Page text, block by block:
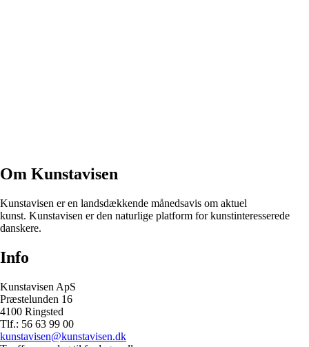
Om Kunstavisen
Kunstavisen er en landsdækkende månedsavis om aktuel
kunst. Kunstavisen er den naturlige platform for kunstinteresserede
danskere.
Info
Kunstavisen ApS
Præstelunden 16
4100 Ringsted
Tlf.: 56 63 99 00
kunstavisen@kunstavisen.dk